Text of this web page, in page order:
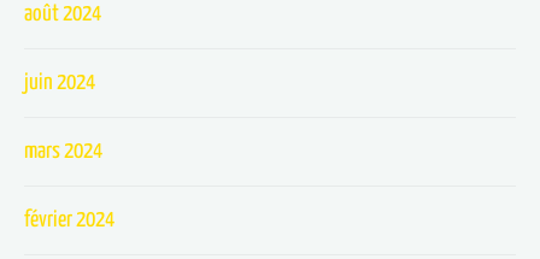
août 2024
juin 2024
mars 2024
février 2024